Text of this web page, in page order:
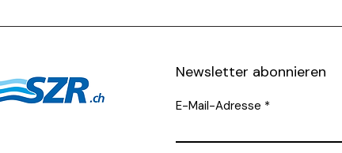
Newsletter abonnieren
E-Mail-Adresse